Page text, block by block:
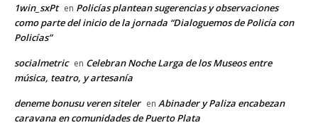
1win_sxPt en Policías plantean sugerencias y observaciones
como parte del inicio de la jornada “Dialoguemos de Policía con
Policías”
socialmetric en Celebran Noche Larga de los Museos entre
música, teatro, y artesanía
deneme bonusu veren siteler en Abinader y Paliza encabezan
caravana en comunidades de Puerto Plata